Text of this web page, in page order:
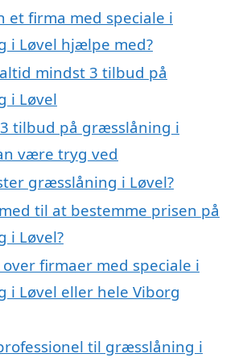
et firma med speciale i
i Løvel hjælpe med?
mindst 3 tilbud på
i Løvel
tilbud på græsslåning i
være tryg ved
græsslåning i Løvel?
til at bestemme prisen på
i Løvel?
firmaer med speciale i
i Løvel eller hele Viborg
til græsslåning i